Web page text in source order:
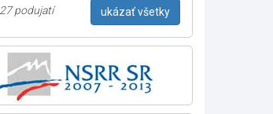
27 podujatí ukázať všetky